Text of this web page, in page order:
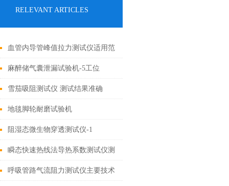
RELEVANT ARTICLES
血管内导管峰值拉力测试仪适用范
围
麻醉储气囊泄漏试验机-5工位
雪茄吸阻测试仪 测试结果准确
地毯脚轮耐磨试验机
阻湿态微生物穿透测试仪-1
瞬态快速热线法导热系数测试仪测
试稳定
呼吸管路气流阻力测试仪主要技术